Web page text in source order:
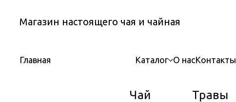
Магазин настоящего чая и чайная
Главная Каталог О насКонтакты
Чай Травы